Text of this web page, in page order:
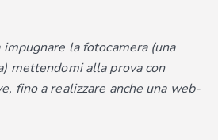
la fotocamera (una
mettendomi alla prova con
fino a realizzare anche una web-